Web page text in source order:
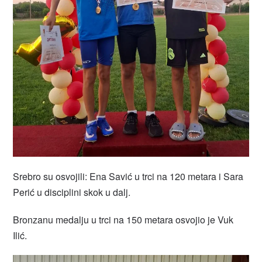
Srebro su osvojili: Ena Savić u trci na 120 metara i Sara
Perić u disciplini skok u dalj.
Bronzanu medalju u trci na 150 metara osvojio je Vuk
Ilić.